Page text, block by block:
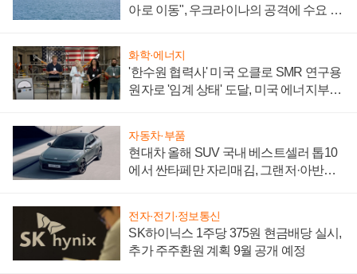
아로 이동", 우크라이나의 공격에 수요 늘
화학·에너지
'한수원 협력사' 미국 오클로 SMR 연구용
원자로 '임계 상태' 도달, 미국 에너지부
자동차·부품
현대차 올해 SUV 국내 베스트셀러 톱10
에서 싼타페만 자리매김, 그랜저·아반떼
전자·전기·정보통신
SK하이닉스 1주당 375원 현금배당 실시,
추가 주주환원 계획 9월 공개 예정